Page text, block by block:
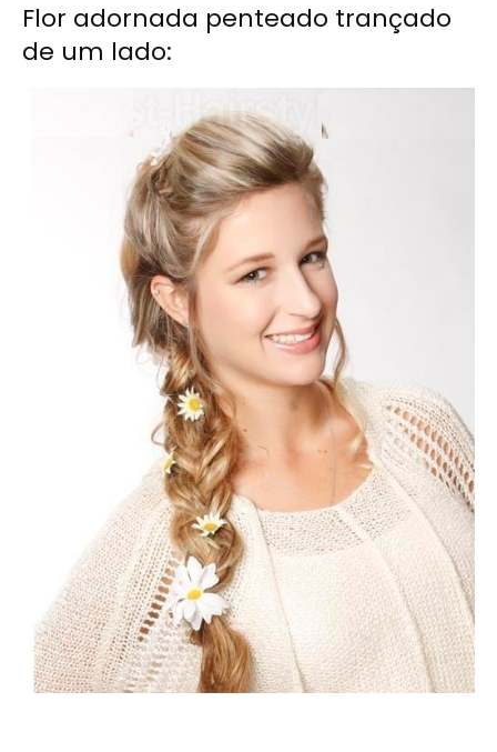
Flor adornada penteado trançado
de um lado: